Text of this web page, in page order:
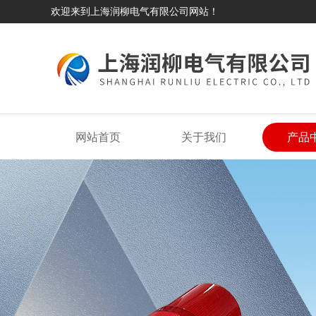
欢迎来到上海润柳电气有限公司网站！
网站首页 关于我们 产品